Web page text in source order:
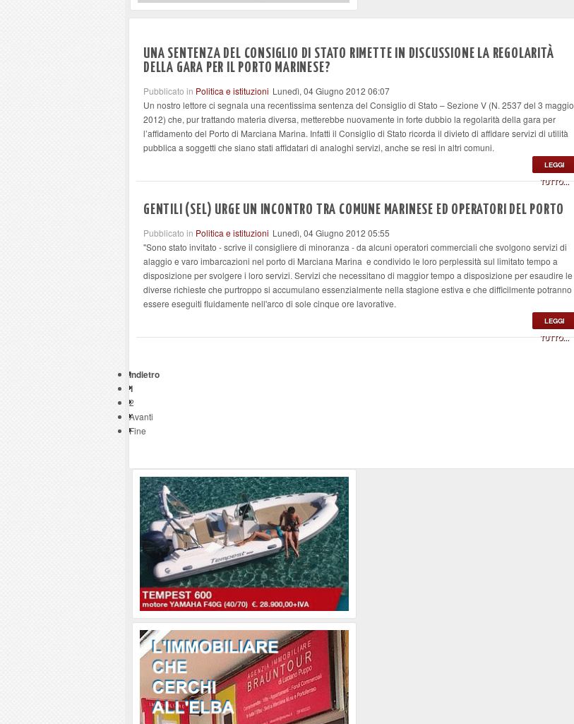
UNA SENTENZA DEL CONSIGLIO DI STATO RIMETTE IN DISCUSSIONE LA REGOLARITÀ
DELLA GARA PER IL PORTO MARINESE?
Pubblicato in Politica e istituzioni Lunedì, 04 Giugno 2012 06:07
Un nostro lettore ci segnala una recentissima sentenza del Consiglio di Stato – Sezione V (N. 2537 del 3 maggio
2012) che, pur trattando materia diversa, metterebbe nuovamente in forte dubbio la regolarità della gara per
l’affidamento del Porto di Marciana Marina. Infatti il Consiglio di Stato ricorda il divieto di affidare servizi di utilità
pubblica a soggetti che siano stati affidatari di analoghi servizi, anche se resi in altri comuni.
LEGGI
TUTTO...
GENTILI (SEL) URGE UN INCONTRO TRA COMUNE MARINESE ED OPERATORI DEL PORTO
Pubblicato in Politica e istituzioni Lunedì, 04 Giugno 2012 05:55
"Sono stato invitato - scrive il consigliere di minoranza - da alcuni operatori commerciali che svolgono servizi di
alaggio e varo imbarcazioni nel porto di Marciana Marina e condivido le loro perplessità sul limitato tempo a
disposizione per svolgere i loro servizi. Servizi che necessitano di maggior tempo a disposizione per esaudire le
diverse richieste che purtroppo si accumulano essenzialmente nella stagione estiva e che difficilmente potranno
essere eseguiti fluidamente nell'arco di sole cinque ore lavorative.
LEGGI
TUTTO...
Indietro
1
2
Avanti
Fine